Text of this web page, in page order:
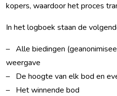
kopers, waardoor het proces
In het logboek staan de
– Alle biedingen
weergave
– De hoogte van elk bod en
– Het winnende bod